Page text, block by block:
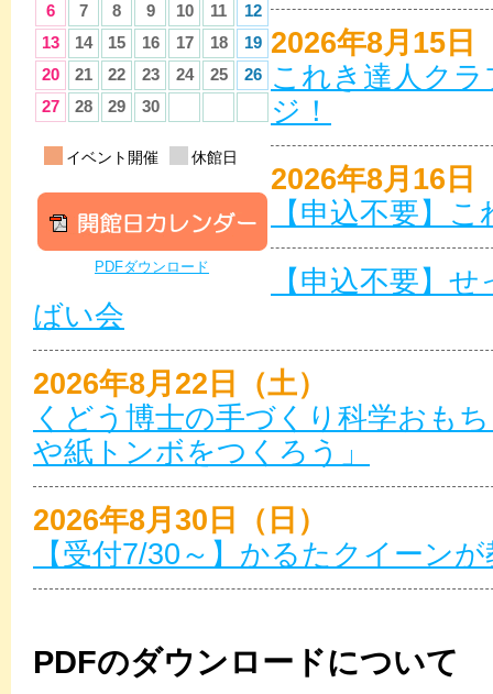
6
7 8 9 10 11
12
13
14 15 16 17 18
19
20
21 22 23 24 25
26
27
28 29 30
イベント開催 休館日
PDFダウンロード
2026年8月15日
これき達人ク
ジ！
2026年8月16日
【申込不要】
【申込不要】
ばい会
2026年8月22日（土）
くどう博士の手づくり科学おも
や紙トンボをつくろう」
2026年8月30日（日）
【受付7/30～】かるたクイーン
PDFのダウンロードについて